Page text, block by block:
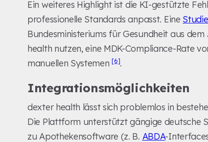
Ein weiteres Highlight ist die KI-gestützte
professionelle Standards anpasst. Eine
Bundesministeriums für Gesundheit aus
health nutzen, eine MDK-Compliance-Rate
manuellen Systemen[6].
Integrationsmöglichkeiten
dexter health lässt sich problemlos in
Die Plattform unterstützt gängige deutsche
zu Apothekensoftware (z. B. ABDA-